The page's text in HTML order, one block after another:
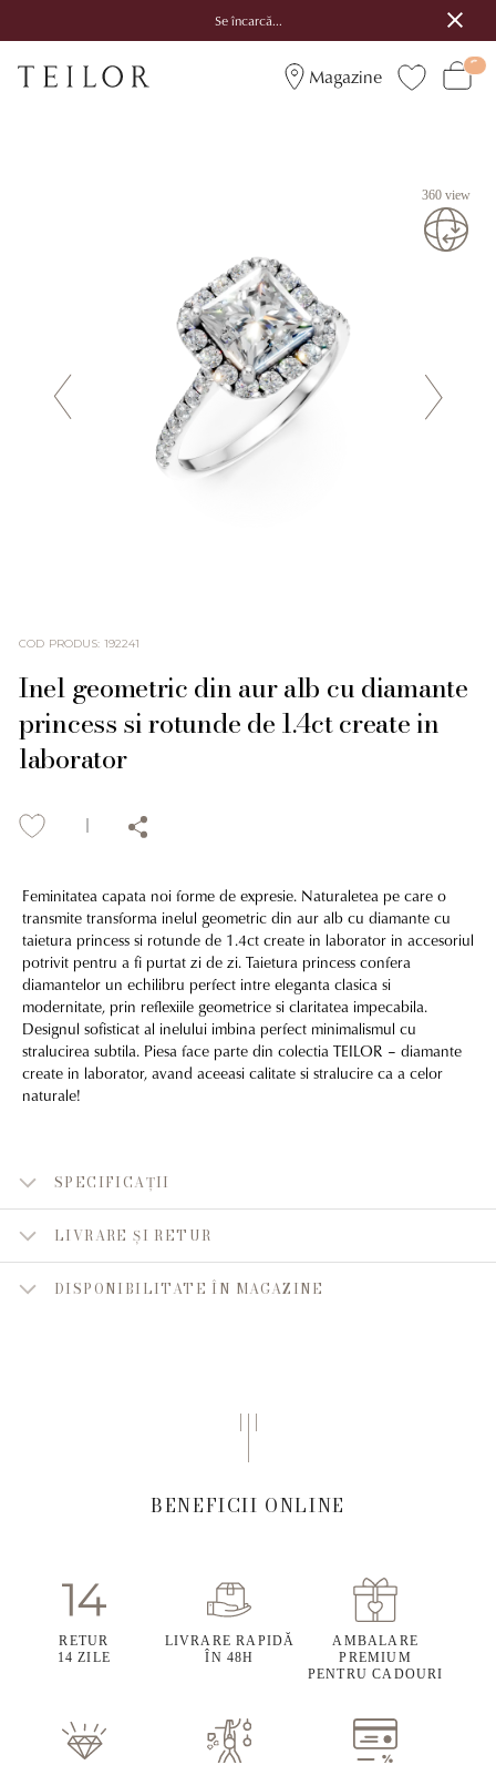
Se încarcă...
Magazine
360 view
COD PRODUS: 192241
Inel geometric din aur alb cu diamante
princess si rotunde de 1.4ct create in
laborator
Feminitatea capata noi forme de expresie. Naturaletea pe care o
transmite transforma inelul geometric din aur alb cu diamante cu
taietura princess si rotunde de 1.4ct create in laborator in accesoriul
potrivit pentru a fi purtat zi de zi. Taietura princess confera
diamantelor un echilibru perfect intre eleganta clasica si
modernitate, prin reflexiile geometrice si claritatea impecabila.
Designul sofisticat al inelului imbina perfect minimalismul cu
stralucirea subtila. Piesa face parte din colectia TEILOR – diamante
create in laborator, avand aceeasi calitate si stralucire ca a celor
naturale!
SPECIFICAȚII
LIVRARE ȘI RETUR
DISPONIBILITATE ÎN MAGAZINE
BENEFICII ONLINE
RETUR
14 ZILE
LIVRARE RAPIDĂ
ÎN 48H
AMBALARE
PREMIUM
PENTRU CADOURI